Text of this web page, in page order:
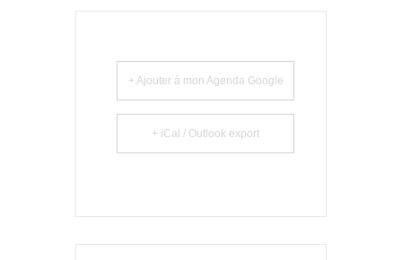
+ Ajouter à mon Agenda Google
+ iCal / Outlook export